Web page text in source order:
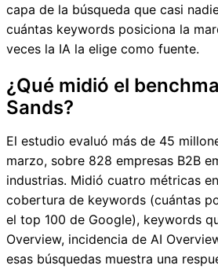
capa de la búsqueda que casi
cuántas keywords posiciona la
veces la IA la elige como fuente.
¿Qué midió el
Sands?
El estudio evaluó más de 45
marzo, sobre 828 empresas B2B
industrias. Midió cuatro métricas
cobertura de keywords (cuántas
el top 100 de Google), keywords
Overview, incidencia de AI
esas búsquedas muestra una